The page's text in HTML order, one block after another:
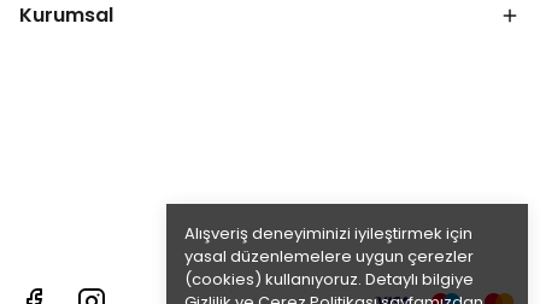
Alışveriş deneyiminizi iyileştirmek için
yasal düzenlemelere uygun çerezler
(cookies) kullanıyoruz. Detaylı bilgiye
Kurumsal